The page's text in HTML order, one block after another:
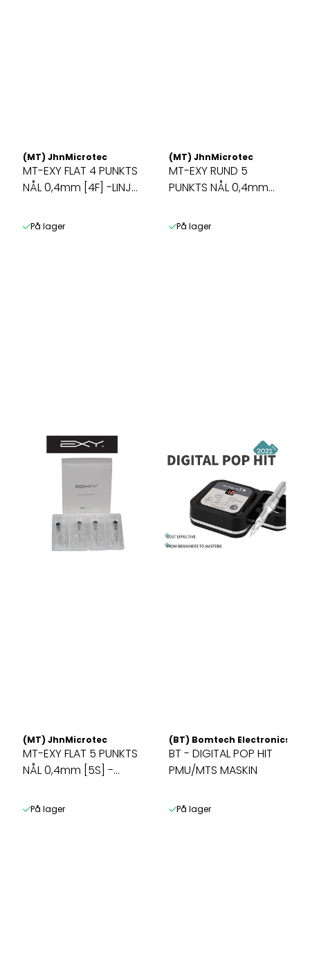
(MT) JhnMicrotec
MT-EXY FLAT 4 PUNKTS
NÅL 0,4mm [4F] -LINJE
På lager
(MT) JhnMicrotec
MT-EXY RUND 5
PUNKTS NÅL 0,4mm
På lager
(MT) JhnMicrotec
MT-EXY FLAT 5 PUNKTS
NÅL 0,4mm [5S] -
På lager
(BT) Bomtech Electronics CO.
BT - DIGITAL POP HIT
PMU/MTS MASKIN
På lager